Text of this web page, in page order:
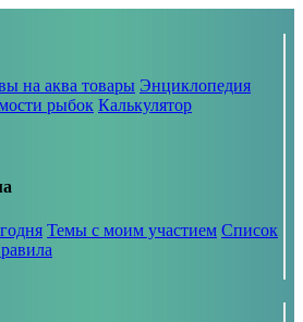
на аква товары Энциклопедия
рыбок Калькулятор
Темы с моим участием Список